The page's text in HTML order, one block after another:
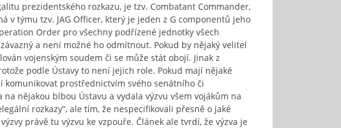
prezidentského rozkazu, je tzv. Combatant Commander,
týmu tzv. JAG Officer, který je jeden z G componentů jeho
Order pro všechny podřízené jednotky všech
a není možné ho odmítnout. Pokud by nějaký velitel
vojenským soudem či se může stát obojí. Jinak z
podle Ústavy to není jejich role. Pokud mají nějaké
komunikovat prostřednictvím svého senátního či
nějakou blbou Ústavu a vydala výzvu všem vojákům na
rozkazy”, ale tím, že nespecifikovali přesně o jaké
právě tu výzvu ke vzpouře. Článek ale tvrdí, že výzva je